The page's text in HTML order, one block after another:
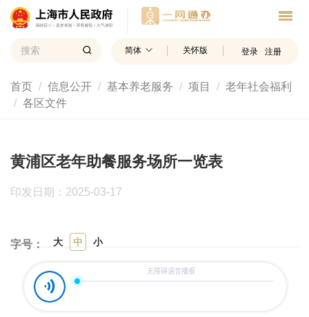
简体 关怀版 登录 注册
首页 信息公开 基本养老服务 项目
老年社会福利
各区文件
黄浦区老年助餐服务场所一览表
印发日期：2025-03-17
字号： 大 中 小